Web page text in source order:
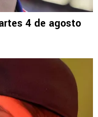
4 de agosto